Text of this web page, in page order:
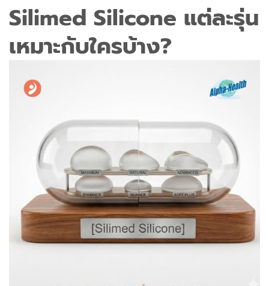
Silimed Silicone แต่ละรุ่น
เหมาะกับใครบ้าง?